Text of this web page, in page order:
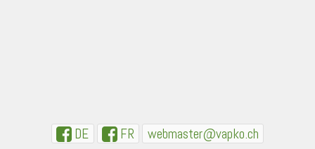
DE FR webmaster@vapko.ch